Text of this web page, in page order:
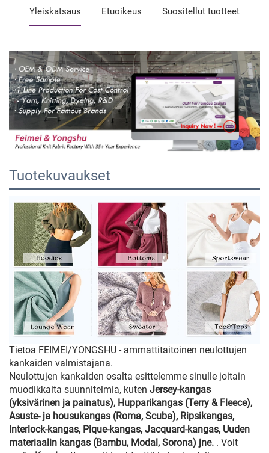
Yleiskatsaus Etuoikeus Suositellut tuotteet
Tuotekuvaukset
Tietoa FEIMEI/YONGSHU - ammattitaitoinen neulottujen
kankaiden valmistajana.
Neulottujen kankaiden osalta esittelemme sinulle joitain
muodikkaita suunnitelmia, kuten Jersey-kangas
(yksivärinen ja painatus), Hupparikangas (Terry & Fleece),
Asuste- ja housukangas (Roma, Scuba), Ripsikangas,
Interlock-kangas, Pique-kangas, Jacquard-kangas, Uuden
materiaalin kangas (Bambu, Modal, Sorona) jne. . Voit